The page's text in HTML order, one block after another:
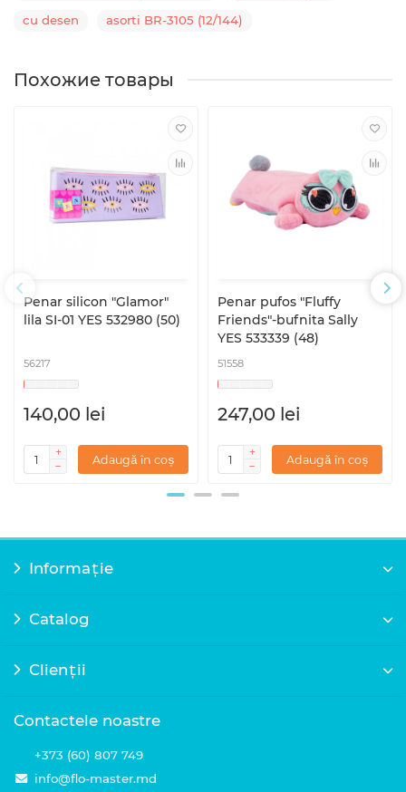
cu desen asorti BR-3105 (12/144)
Похожие товары
Penar silicon "Glamor"
lila SI-01 YES 532980 (50)
56217
140,00 lei
Adaugă în coș
Penar pufos "Fluffy
Friends"-bufnita Sally
YES 533339 (48)
51558
247,00 lei
Adaugă în coș
Informație
Catalog
Clienții
Contactele noastre
+373 (60) 807 749
info@flo-master.md